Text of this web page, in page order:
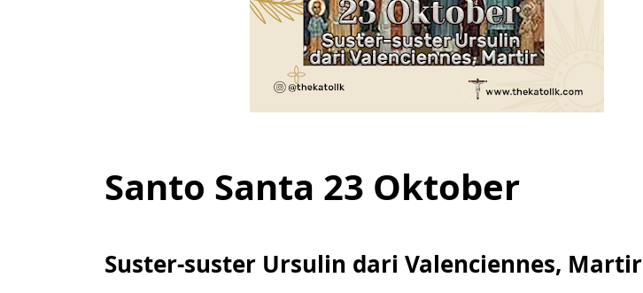
Santo Santa 23 Oktober
Suster-suster Ursulin dari Valenciennes, Martir